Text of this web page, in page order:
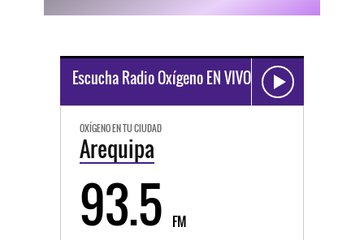
Escucha Radio Oxígeno EN VIVO
OXÍGENO EN TU CIUDAD
Arequipa
93.5 FM